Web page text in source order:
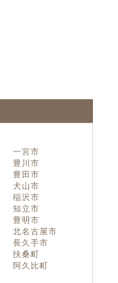
一宮市
豊川市
豊田市
犬山市
稲沢市
知立市
豊明市
北名古屋市
長久手市
扶桑町
阿久比町